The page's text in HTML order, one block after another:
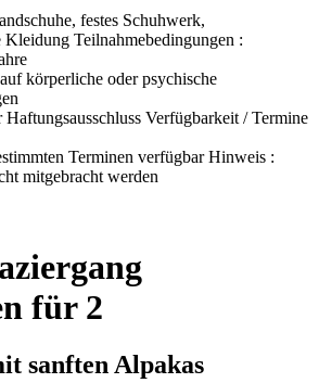
festes Schuhwerk,
Kleidung Teilnahmebedingungen :
körperliche oder psychische
Haftungsausschluss Verfügbarkeit / Termine
Terminen verfügbar Hinweis :
mitgebracht werden
für 2
sanften Alpakas